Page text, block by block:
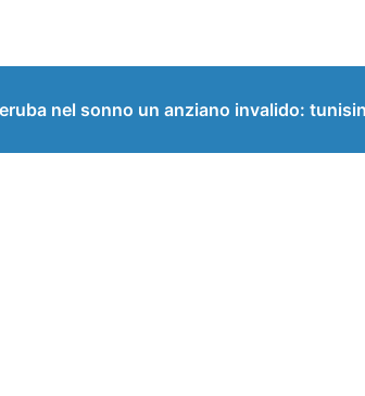
nel sonno un anziano invalido: